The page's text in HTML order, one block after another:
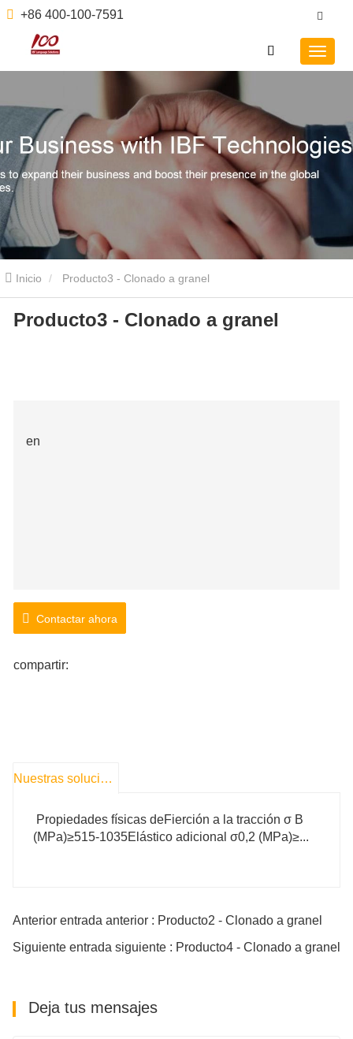
+86 400-100-7591
Inicio Producto3 - Clonado a granel
Producto3 - Clonado a granel
en
Contactar ahora
compartir:
Nuestras soluciones
Propiedades físicas deFierción a la tracción σ B
(MPa)≥515-1035Elástico adicional σ0,2 (MPa)≥...
Anterior entrada anterior : Producto2 - Clonado a granel
Siguiente entrada siguiente : Producto4 - Clonado a granel
Deja tus mensajes